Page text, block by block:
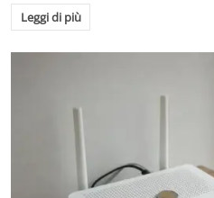
Leggi di più